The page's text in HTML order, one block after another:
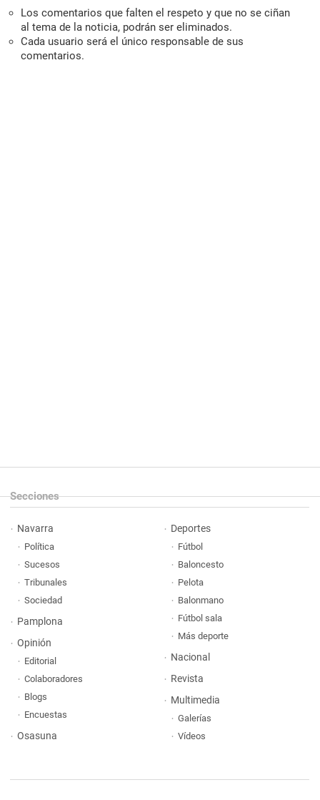
Los comentarios que falten el respeto y que no se ciñan
al tema de la noticia, podrán ser eliminados.
Cada usuario será el único responsable de sus
comentarios.
Secciones
Navarra
Política
Sucesos
Tribunales
Sociedad
Pamplona
Opinión
Editorial
Colaboradores
Blogs
Encuestas
Osasuna
Deportes
Fútbol
Baloncesto
Pelota
Balonmano
Fútbol sala
Más deporte
Nacional
Revista
Multimedia
Galerías
Vídeos